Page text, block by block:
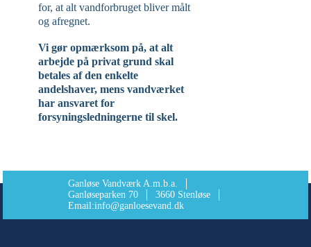
for, at alt vandforbruget bliver målt
og afregnet.
Vi gør opmærksom på, at alt
arbejde på privat grund skal
betales af den enkelte
andelshaver, mens vandværket
har ansvaret for
forsyningsledningerne til skel.
Ganløse Vandværk A.m.b.a.
Ganløseparken 70
3660 Stenløse
Email:info@ganloesevand.dk